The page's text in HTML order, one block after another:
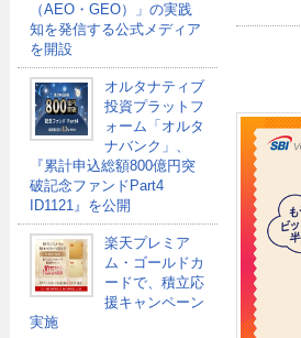
（AEO・GEO）」の実践
知を発信する公式メディア
を開設
オルタナティブ
投資プラットフ
ォーム「オルタ
ナバンク」、
『累計申込総額800億円突
破記念ファンドPart4
ID1121』を公開
楽天プレミア
ム・ゴールドカ
ードで、積立応
援キャンペーン
実施